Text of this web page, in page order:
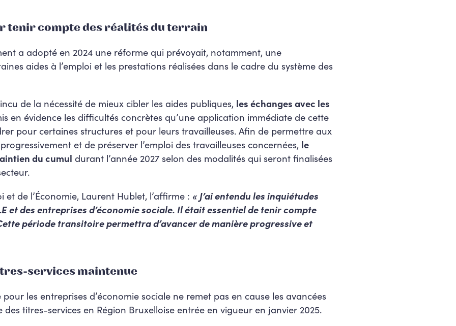
tenir compte des réalités du terrain
a adopté en 2024 une réforme qui prévoyait, notamment, une
aides à l’emploi et les prestations réalisées dans le cadre du système des
de la nécessité de mieux cibler les aides publiques, les échanges avec les
en évidence les difficultés concrètes qu’une application immédiate de cette
pour certaines structures et pour leurs travailleuses. Afin de permettre aux
et de préserver l’emploi des travailleuses concernées, le
du cumul durant l’année 2027 selon des modalités qui seront finalisées
et de l’Économie, Laurent Hublet, l’affirme : « J’ai entendu les inquiétudes
et des entreprises d’économie sociale. Il était essentiel de tenir compte
période transitoire permettra d’avancer de manière progressive et
services maintenue
les entreprises d’économie sociale ne remet pas en cause les avancées
titres-services en Région Bruxelloise entrée en vigueur en janvier 2025.